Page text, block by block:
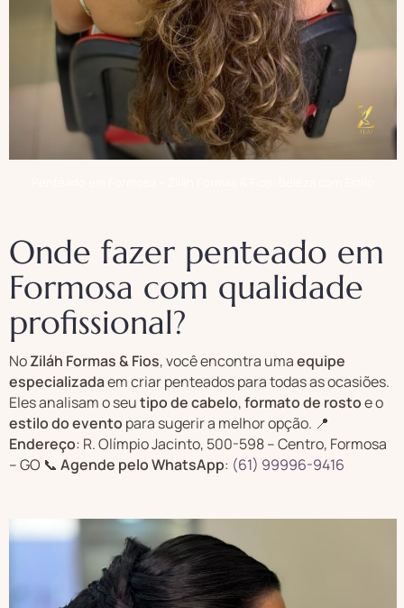
Onde fazer penteado em
Formosa com qualidade
profissional?
NoZiláh Formas & Fios, você encontra umaequipe
especializadaem criar penteados para todas as ocasiões.
Eles analisam o seutipo de cabelo,formato de rostoe o
estilo do evento para sugerir a melhor opção. 📍
Endereço: R. Olímpio Jacinto, 500-598 – Centro, Formosa
– GO 📞 Agende pelo WhatsApp: (61) 99996-9416